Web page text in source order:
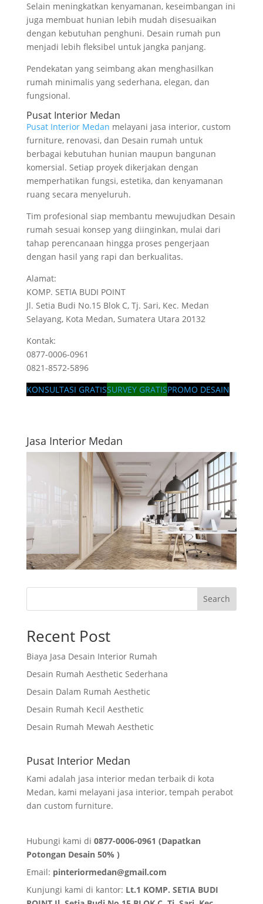
Selain meningkatkan kenyamanan, keseimbangan ini
juga membuat hunian lebih mudah disesuaikan
dengan kebutuhan penghuni. Desain rumah pun
menjadi lebih fleksibel untuk jangka panjang.
Pendekatan yang seimbang akan menghasilkan
rumah minimalis yang sederhana, elegan, dan
fungsional.
Pusat Interior Medan
Pusat Interior Medan melayani jasa interior, custom
furniture, renovasi, dan Desain rumah untuk
berbagai kebutuhan hunian maupun bangunan
komersial. Setiap proyek dikerjakan dengan
memperhatikan fungsi, estetika, dan kenyamanan
ruang secara menyeluruh.
Tim profesional siap membantu mewujudkan Desain
rumah sesuai konsep yang diinginkan, mulai dari
tahap perencanaan hingga proses pengerjaan
dengan hasil yang rapi dan berkualitas.
Alamat:
KOMP. SETIA BUDI POINT
Jl. Setia Budi No.15 Blok C, Tj. Sari, Kec. Medan
Selayang, Kota Medan, Sumatera Utara 20132
Kontak:
0877-0006-0961
0821-8572-5896
KONSULTASI GRATISSURVEY GRATISPROMO DESAIN
Jasa Interior Medan
Search
Recent Post
Biaya Jasa Desain Interior Rumah
Desain Rumah Aesthetic Sederhana
Desain Dalam Rumah Aesthetic
Desain Rumah Kecil Aesthetic
Desain Rumah Mewah Aesthetic
Pusat Interior Medan
Kami adalah jasa interior medan terbaik di kota
Medan, kami melayani jasa interior, tempah perabot
dan custom furniture.
Hubungi kami di 0877-0006-0961 (Dapatkan
Potongan Desain 50% )
Email: pinteriormedan@gmail.com
Kunjungi kami di kantor: Lt.1 KOMP. SETIA BUDI